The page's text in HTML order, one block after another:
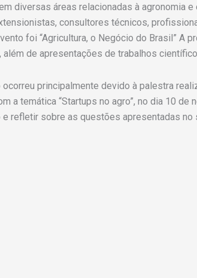
diversas áreas relacionadas à agronomia
consultores técnicos,
foi “Agricultura, o Negócio do Brasil” A
de apresentações de trabalhos
ocorreu principalmente devido à palestra
a temática “Startups no agro”, no dia 10
e refletir sobre as questões apresentadas no